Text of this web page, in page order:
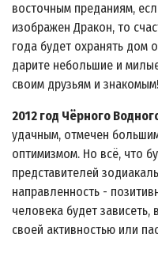
восточным преданиям,
изображен Дракон, то
года будет охранять дом
дарите небольшие и
своим друзьям и знакомым!
2012 год Чёрного
удачным, отмечен
оптимизмом. Но всё, что
представителей
направленность -
человека будет
своей активностью или